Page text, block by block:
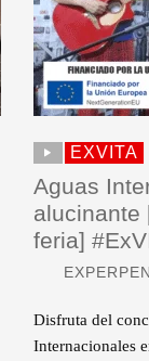
EXVITA
Aguas
alucinante
feria]
Disfruta del
Internacionales